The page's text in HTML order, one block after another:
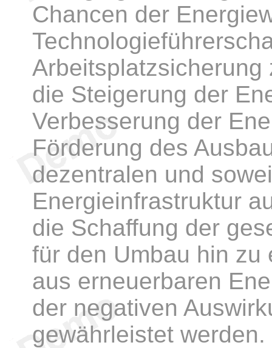
Chancen der
die Steigerung der
Verbesserung der
Förderung des
dezentralen und
Energieinfrastruktur
die Schaffung der
für den Umbau hin zu
aus erneuerbaren
der negativen
gewährleistet werden.